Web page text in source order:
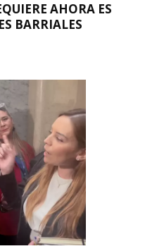
AHORA ES
BARRIALES